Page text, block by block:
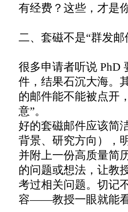
有经费？这些，才是
二、套磁不是“群发
很多申请者听说 PhD
件，结果石沉大海。
的邮件能不能被点开
意”。
好的套磁邮件应该简
背景、研究方向），
并附上一份高质量简
的问题或想法，让教
考过相关问题。切记
容——教授一眼就能看